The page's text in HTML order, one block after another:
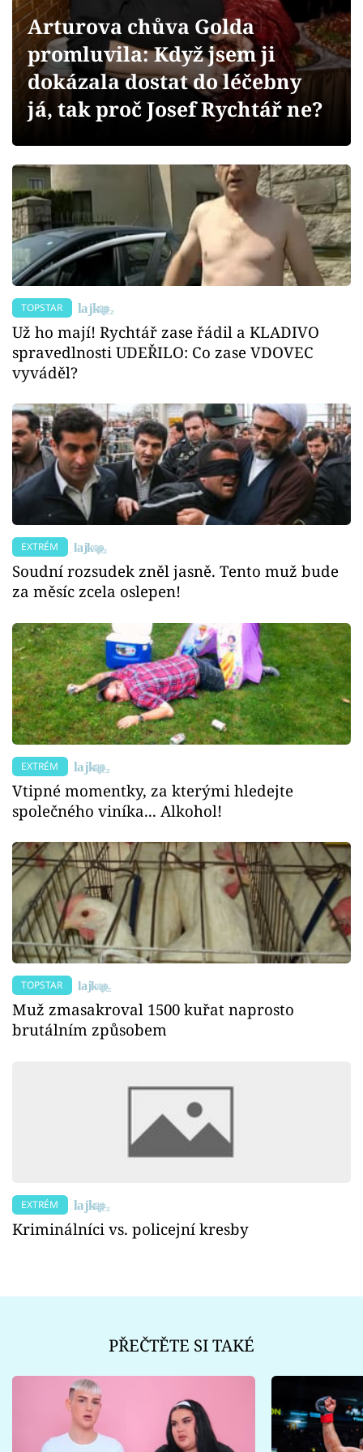
Videa
Sledujte prima+
Sledujte nás
Arturova chůva Golda
promluvila: Když jsem ji
dokázala dostat do léčebny
já, tak proč Josef Rychtář ne?
TOPSTAR
Už ho mají! Rychtář zase řádil a KLADIVO
spravedlnosti UDEŘILO: Co zase VDOVEC
vyváděl?
EXTRÉM
Soudní rozsudek zněl jasně. Tento muž bude
za měsíc zcela oslepen!
EXTRÉM
Vtipné momentky, za kterými hledejte
společného viníka... Alkohol!
TOPSTAR
Muž zmasakroval 1500 kuřat naprosto
brutálním způsobem
EXTRÉM
Kriminálníci vs. policejní kresby
PŘEČTĚTE SI TAKÉ